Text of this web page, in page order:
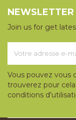
NEWSLETTER
Join us for get
Vous pouvez vous
trouverez pour
conditions